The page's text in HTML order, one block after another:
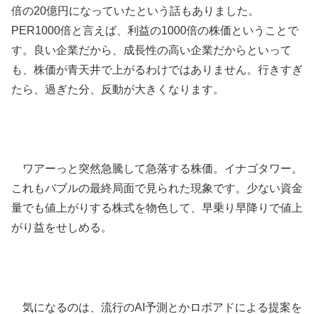
倍の20億円になっていたという話もありました。
PER1000倍と言えば、利益の1000倍の株価ということで
す。良い企業だから、成長性の高い企業だからといって
も、株価が青天井で上がるわけではありません。行きすぎ
たら、過ぎた分、反動が大きくなります。
ワアーっと突然急騰して急落する株価。イナゴタワー。
これもバブルの最終局面で見られた現象です。少ない資金
量でも値上がりする株式を物色して、早乗り早降りで値上
がり益をせしめる。
気になるのは、流行のAI予測とかロボアドによる提案を